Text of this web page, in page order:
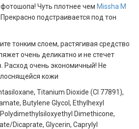
Чуть плотнее чем Missha M
Прекрасно подстраивается под тон
тонким слоем, растягивая средство
очень деликатно и не стечет
Расход очень экономичный! Не
кожи
Titanium Dioxide (CI 77891),
Butylene Glycol, Ethylhexyl
Dimethicone,
Dicaprate, Glycerin, Caprylyl